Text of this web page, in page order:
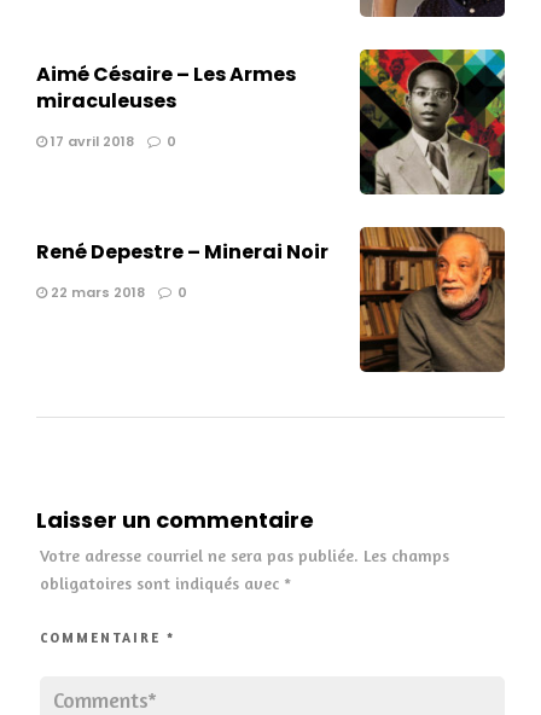
Aimé Césaire – Les Armes
miraculeuses
17 avril 2018 0
René Depestre – Minerai Noir
22 mars 2018 0
Laisser un commentaire
Votre adresse courriel ne sera pas publiée. Les champs
obligatoires sont indiqués avec *
COMMENTAIRE *